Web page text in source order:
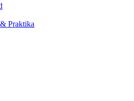
Praktika